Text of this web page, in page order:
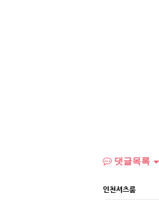
댓글목록
인천셔츠룸